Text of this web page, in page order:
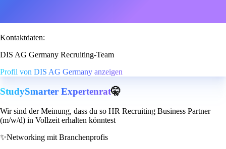
Kontaktdaten:
DIS AG Germany Recruiting-Team
Profil von DIS AG Germany anzeigen
StudySmarter Expertenrat🤫
Wir sind der Meinung, dass du so HR Recruiting Business Partner
(m/w/d) in Vollzeit erhalten könntest
✨Networking mit Branchenprofis